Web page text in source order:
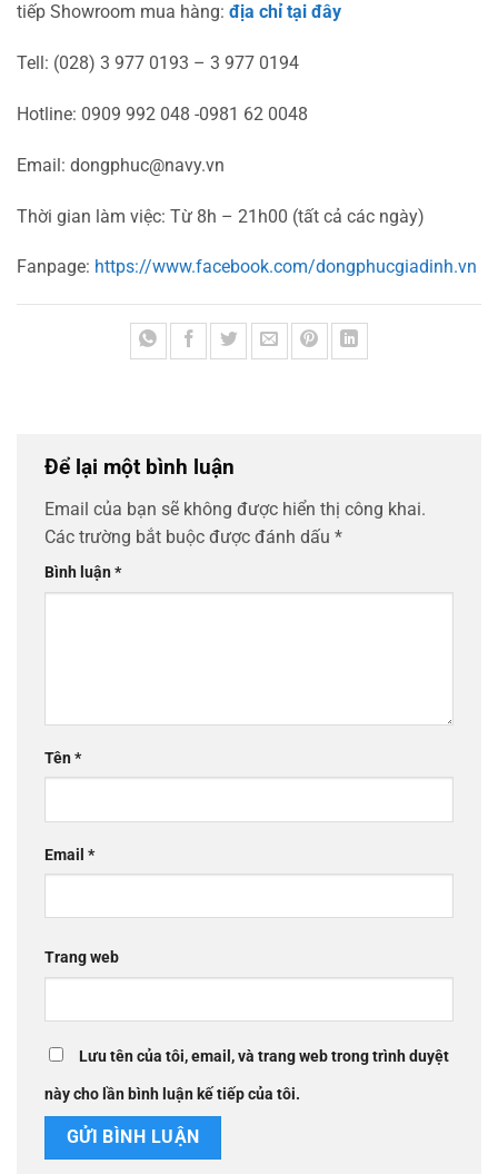
tiếp Showroom mua hàng: địa chỉ tại đây
Tell: (028) 3 977 0193 – 3 977 0194
Hotline: 0909 992 048 -0981 62 0048
Email: dongphuc@navy.vn
Thời gian làm việc: Từ 8h – 21h00 (tất cả các ngày)
Fanpage: https://www.facebook.com/dongphucgiadinh.vn
Để lại một bình luận
Email của bạn sẽ không được hiển thị công khai.
Các trường bắt buộc được đánh dấu *
Bình luận*
Tên*
Email *
Trang web
Lưu tên của tôi, email, và trang web trong trình duyệt
này cho lần bình luận kế tiếp của tôi.